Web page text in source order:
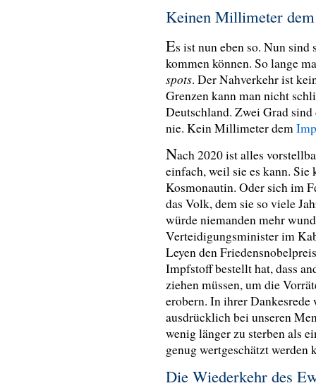
Keinen Millimeter
Es ist nun eben so. Nun
kommen können. So lange
spots. Der Nahverkehr ist
Grenzen kann man nicht
Deutschland. Zwei Grad
nie. Kein Millimeter dem
Nach 2020 ist alles
einfach, weil sie es kann. Sie
Kosmonautin. Oder sich im
das Volk, dem sie so viele
würde niemanden mehr
Verteidigungsminister im
Leyen den
Impfstoff bestellt hat, dass
ziehen müssen, um die
erobern. In ihrer Dankesrede
ausdrücklich bei unseren
wenig länger zu sterben als
genug wertgeschätzt werden
Die Wiederkehr des